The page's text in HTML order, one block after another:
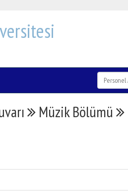
Müzik Bölümü